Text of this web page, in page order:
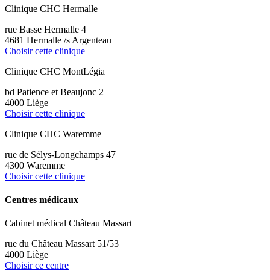
Clinique CHC Hermalle
rue Basse Hermalle 4
4681 Hermalle /s Argenteau
Choisir cette clinique
Clinique CHC MontLégia
bd Patience et Beaujonc 2
4000 Liège
Choisir cette clinique
Clinique CHC Waremme
rue de Sélys-Longchamps 47
4300 Waremme
Choisir cette clinique
Centres médicaux
Cabinet médical Château Massart
rue du Château Massart 51/53
4000 Liège
Choisir ce centre